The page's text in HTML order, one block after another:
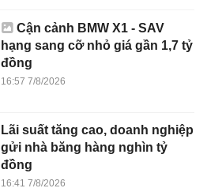
Cận cảnh BMW X1 - SAV
hạng sang cỡ nhỏ giá gần 1,7 tỷ
đồng
16:57 7/8/2026
Lãi suất tăng cao, doanh nghiệp
gửi nhà băng hàng nghìn tỷ
đồng
16:41 7/8/2026